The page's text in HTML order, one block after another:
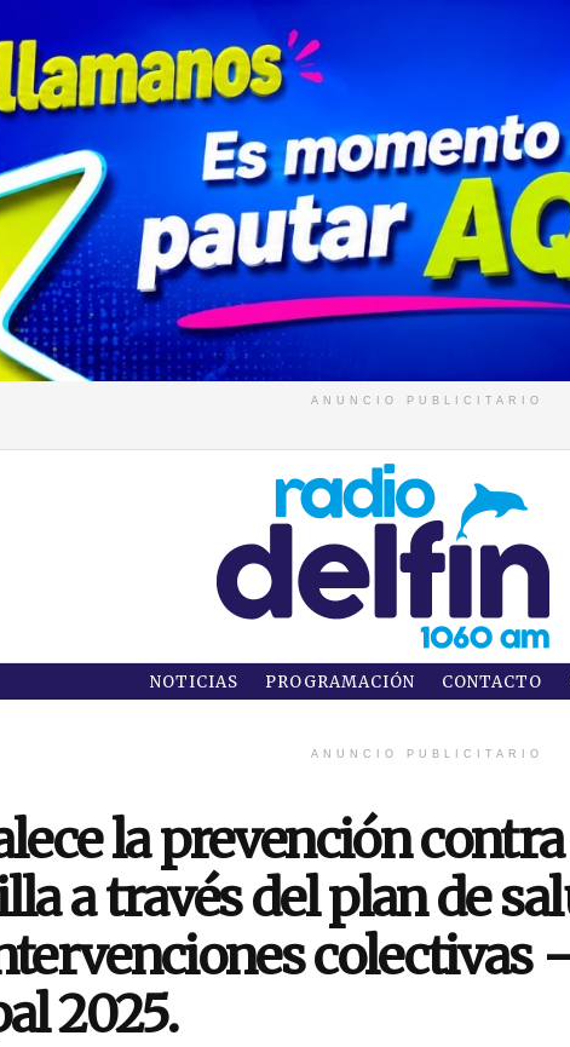
ANUNCIO PUBLICITARIO
NOTICIAS PROGRAMACIÓN CONTACTO
ANUNCIO PUBLICITARIO
la prevención
a través del plan de
colectivas
2025.